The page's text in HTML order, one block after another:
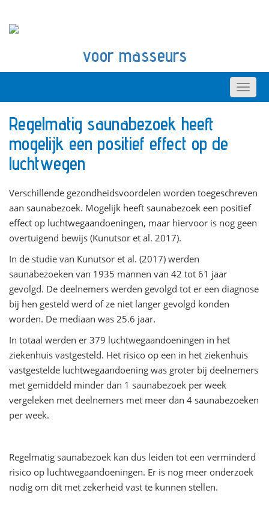
voor masseurs
Regelmatig saunabezoek heeft
mogelijk een positief effect op de
luchtwegen
Verschillende gezondheidsvoordelen worden toegeschreven
aan saunabezoek. Mogelijk heeft saunabezoek een positief
effect op luchtwegaandoeningen, maar hiervoor is nog geen
overtuigend bewijs (Kunutsor et al. 2017).
In de studie van Kunutsor et al. (2017) werden
saunabezoeken van 1935 mannen van 42 tot 61 jaar
gevolgd. De deelnemers werden gevolgd tot er een diagnose
bij hen gesteld werd of ze niet langer gevolgd konden
worden. De mediaan was 25.6 jaar.
In totaal werden er 379 luchtwegaandoeningen in het
ziekenhuis vastgesteld. Het risico op een in het ziekenhuis
vastgestelde luchtwegaandoening was groter bij deelnemers
met gemiddeld minder dan 1 saunabezoek per week
vergeleken met deelnemers met meer dan 4 saunabezoeken
per week.
Regelmatig saunabezoek kan dus leiden tot een verminderd
risico op luchtwegaandoeningen. Er is nog meer onderzoek
nodig om dit met zekerheid vast te kunnen stellen.